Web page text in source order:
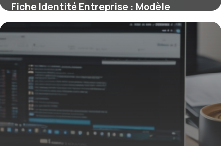
Fiche Identité Entreprise : Modèle
Complet